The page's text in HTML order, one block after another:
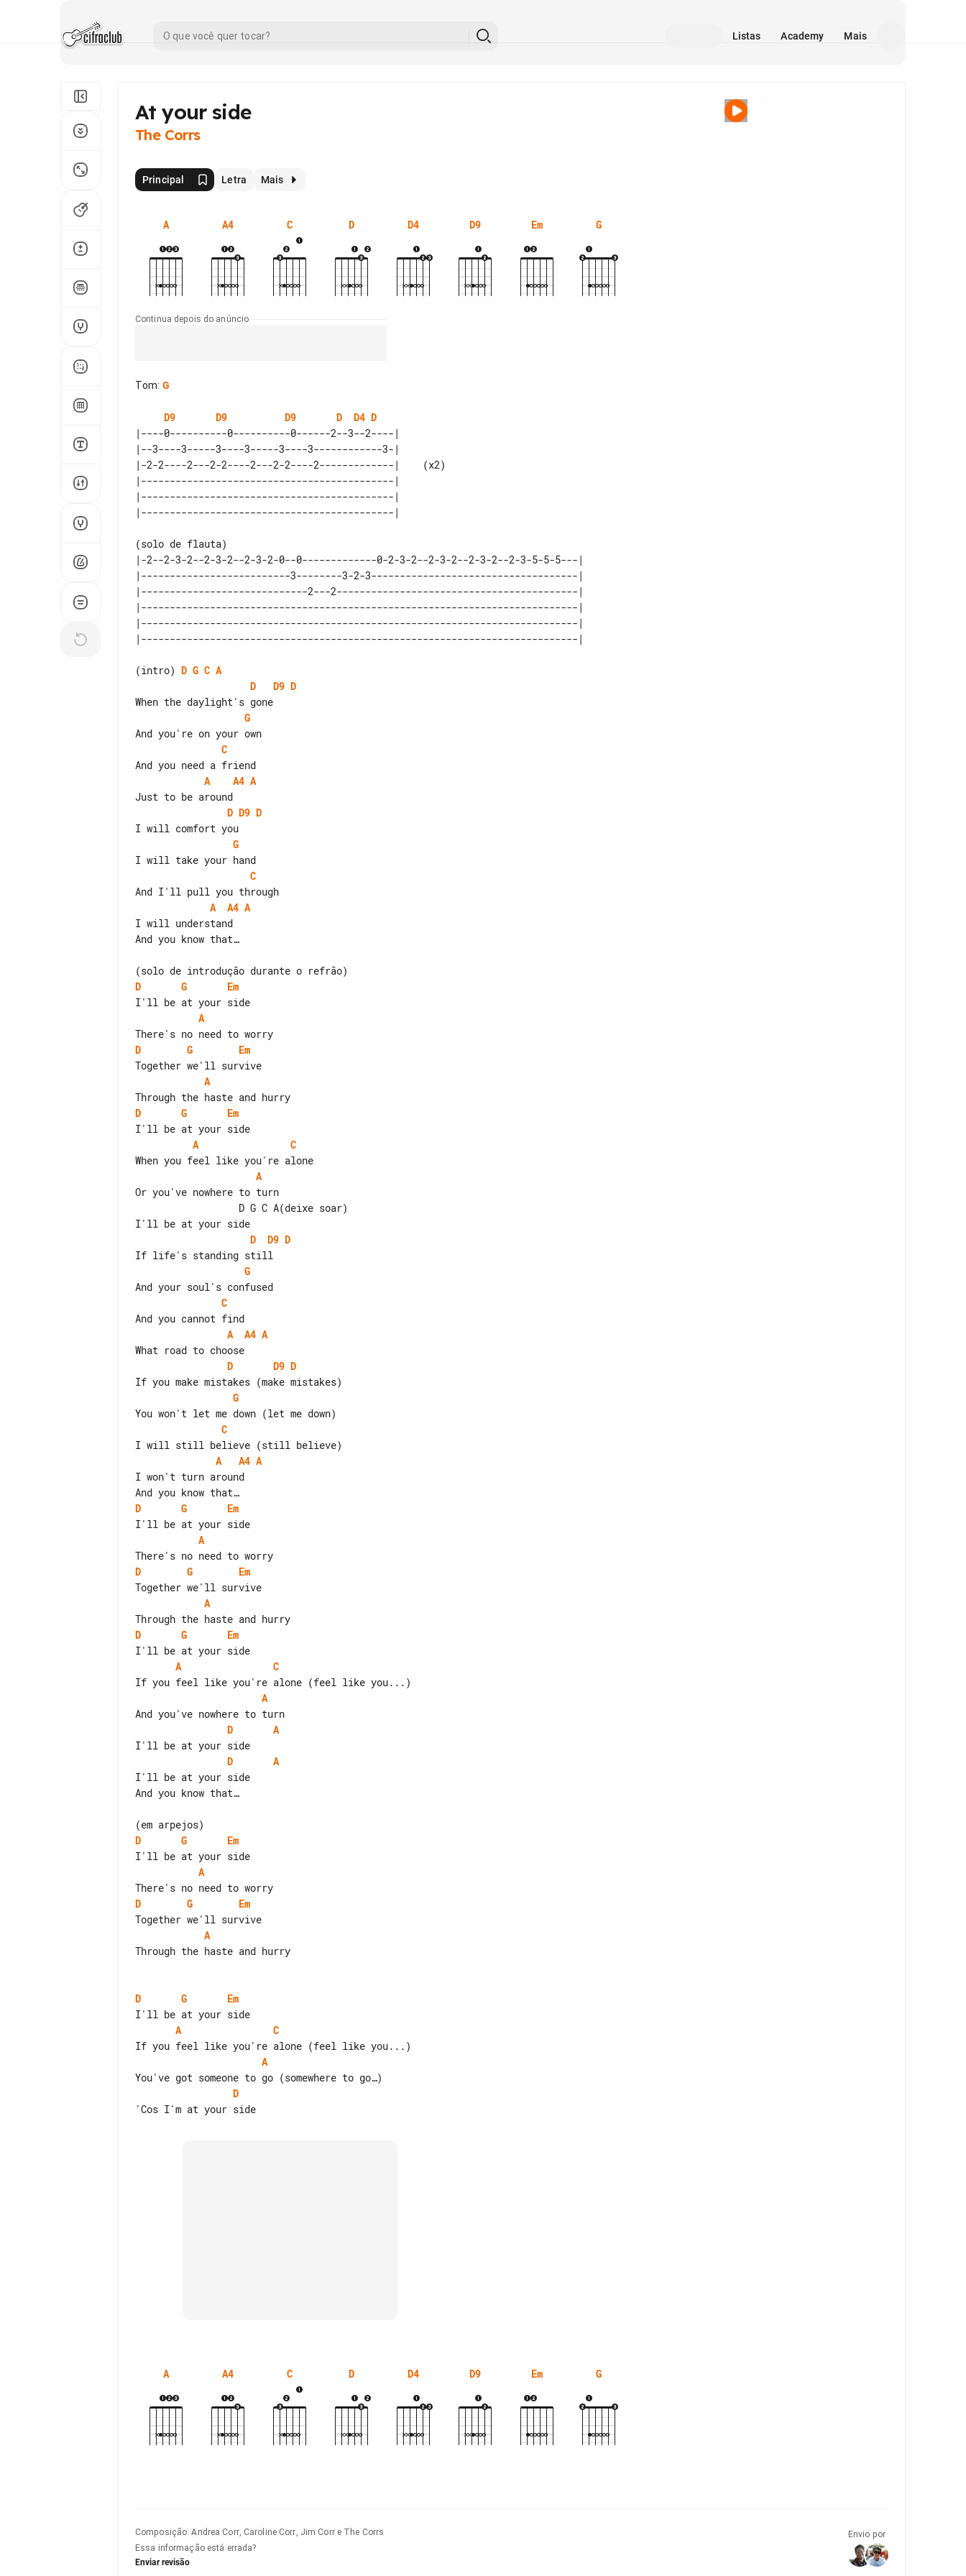
Listas Academy Mais
At your side
The Corrs
Principal Letra Mais
A A4 C D D4 D9 Em G
Continua depois do anúncio
Tom: G
D9 D9 D9 D D4 D
|----0----------0----------0------2--3--2----|
|--3----3-----3----3-----3----3------------3-|
|-2-2----2---2-2----2---2-2----2-------------|    (x2)
|--------------------------------------------|
|--------------------------------------------|
|-2--2-3-2--2-3-2--2-3-2-0--0-------------0-2-3-2--2-3-2--2-3-2--2-3-5-5-5---|
|--------------------------3--------3-2-3------------------------------------|
|-----------------------------2---2------------------------------------------|
|----------------------------------------------------------------------------|
|----------------------------------------------------------------------------|
(intro) D G C A
D
D9 D
G
C
A
A4 A
D D9 D
G
C
A
A4 A
I will understand
And you know that…
D
G
Em
A
D
G
Em
A
D
G
Em
A
C
A
Or you've nowhere to turn
D
D9 D
G
C
A
A4 A
D
D9 D
G
C
A
A4 A
I won't turn around
D
G
Em
A
D
G
Em
A
D
G
Em
A
C
A
D
A
D
A
I'll be at your side
And you know that…
D
G
Em
A
D
G
Em
A
Through the haste and hurry
D G
Em
A
C
A
D
A A4 C D D4 D9 Em G
Composição:Andrea Corr, Caroline Corr, Jim Corr e The Corrs
Essa informação está errada?
Enviar revisão
Envio por